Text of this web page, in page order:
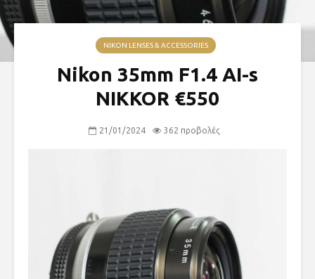
NIKON LENSES & ACCESSORIES
Nikon 35mm F1.4 AI-s
NIKKOR €550
21/01/2024 362 προβολές